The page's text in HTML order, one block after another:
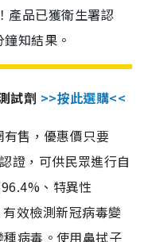
產品已獲衛生署認
知結果。
試劑 >>按此選購<<
售，優惠價只要
證，可供民眾進行自
、特異性
效檢測新冠病毒變
病毒。使用鼻拭子